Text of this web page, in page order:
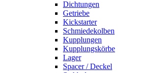
Dichtungen
Getriebe
Kickstarter
Schmiedekolben
Kupplungen
Kupplungskörbe
Lager
Spacer / Deckel